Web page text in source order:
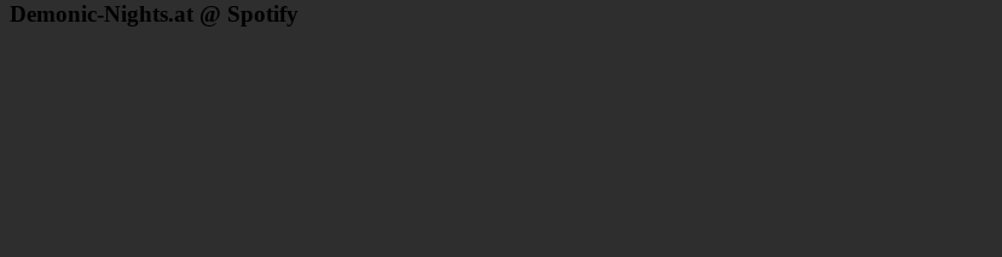
Demonic-Nights.at @ Spotify